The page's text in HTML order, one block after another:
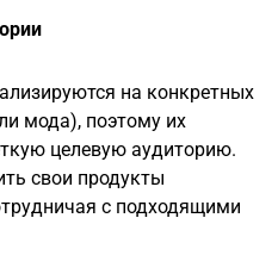
на конкретных
мода), поэтому их
целевую аудиторию.
свои продукты
с подходящими